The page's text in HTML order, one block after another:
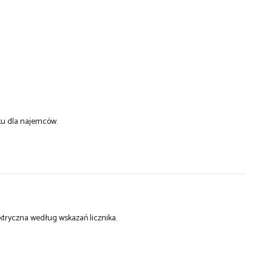
dla najemców.
według wskazań licznika.